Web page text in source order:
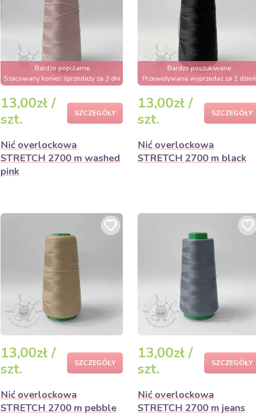
Bardzo popularne
Szacowany koniec sprzedaży za 3 dni
13,00zł /
szt.
SZCZEGÓŁY
Nić overlockowa
STRETCH 2700 m washed
pink
Bardzo poszukiwane
Przewidywana wyprzedaż za 1 dzień
13,00zł /
szt.
SZCZEGÓŁY
Nić overlockowa
STRETCH 2700 m black
13,00zł /
szt.
SZCZEGÓŁY
Nić overlockowa
STRETCH 2700 m pebble
13,00zł /
szt.
SZCZEGÓŁY
Nić overlockowa
STRETCH 2700 m jeans